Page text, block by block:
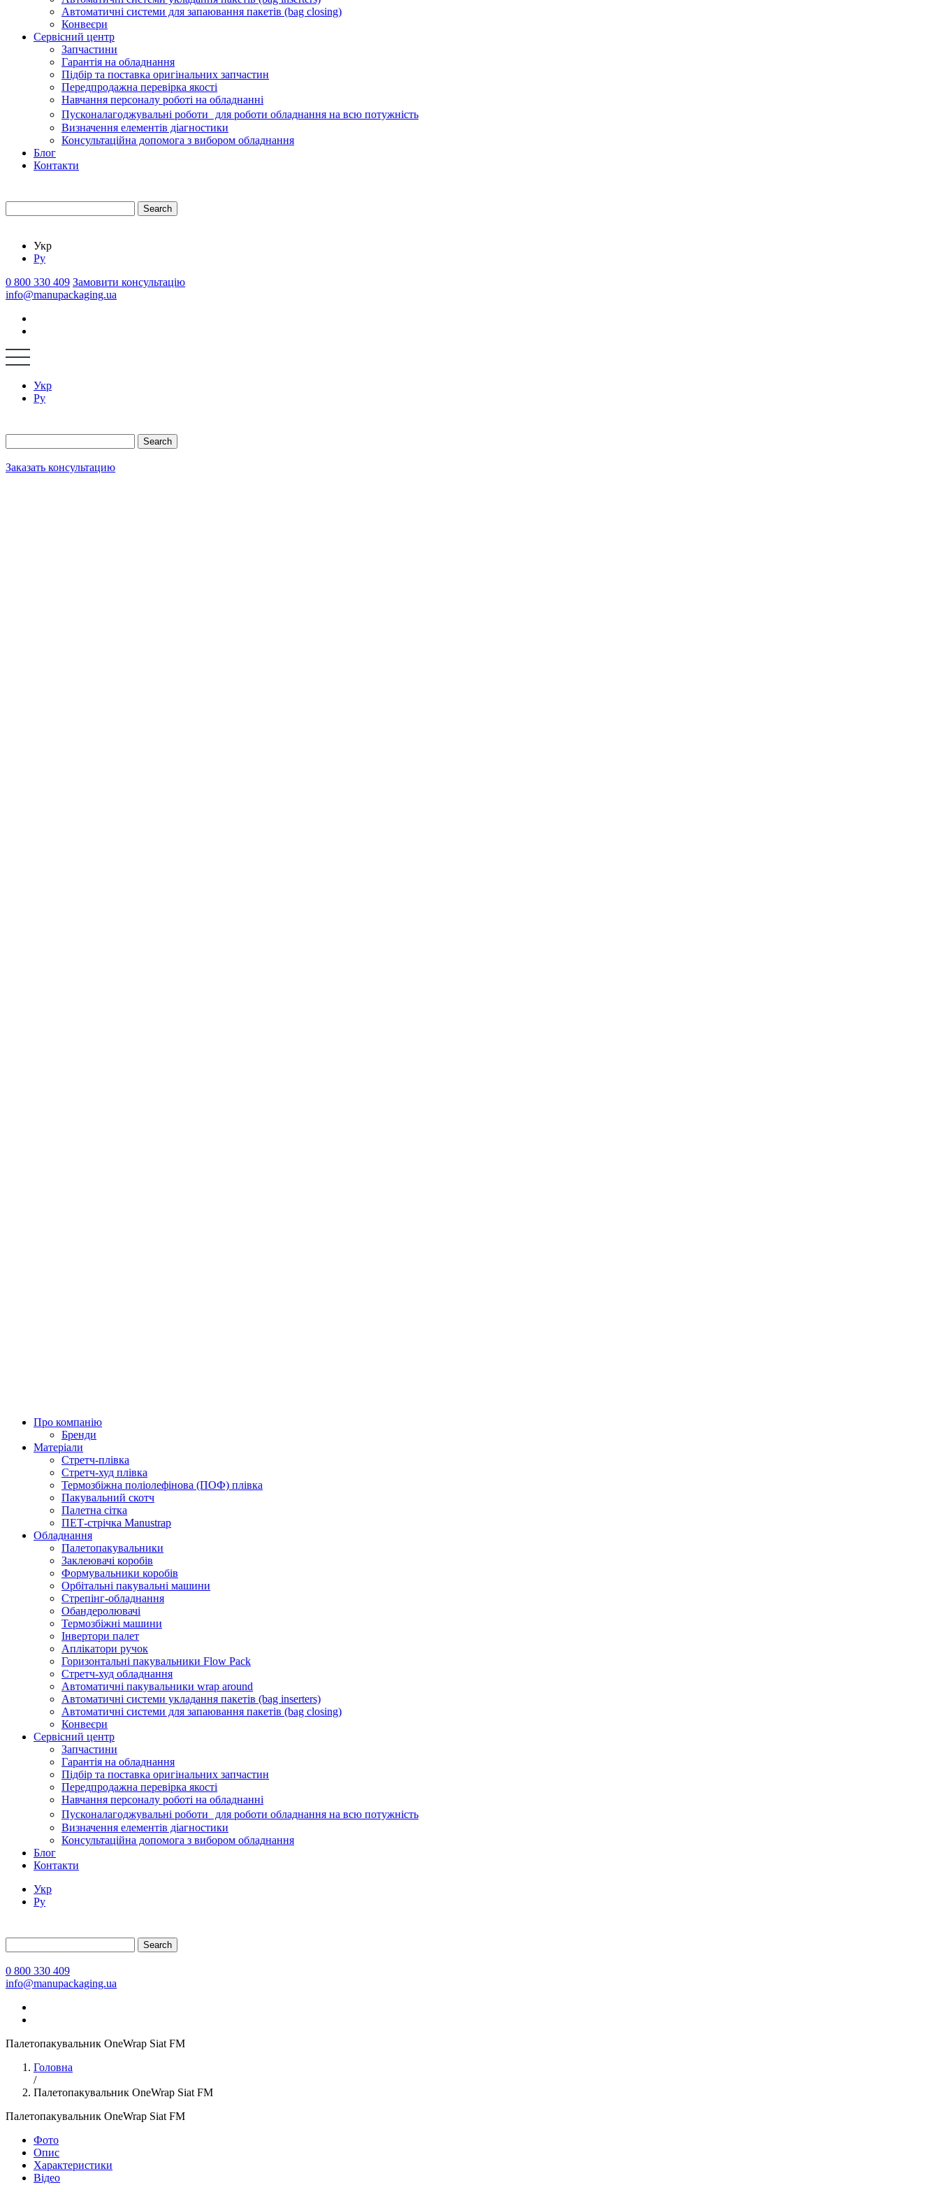
Автоматичні системи для запаювання пакетів (bag closing)
Конвеєри
Сервісний центр
Запчастини
Гарантія на обладнання
Підбір та поставка оригінальних запчастин
Передпродажна перевірка якості
Навчання персоналу роботі на обладнанні
Пусконалагоджувальні роботи для роботи обладнання на всю потужність
Визначення елементів діагностики
Консультаційна допомога з вибором обладнання
Блог
Контакти
Search
Укр
Ру
0 800 330 409 Замовити консультацію
info@manupackaging.ua
Укр
Ру
Search
Заказать консультацию
Про компанію
Бренди
Матеріали
Стретч-плівка
Стретч-худ плівка
Термозбіжна поліолефінова (ПОФ) плівка
Пакувальний скотч
Палетна сітка
ПЕТ-стрічка Manustrap
Обладнання
Палетопакувальники
Заклеювачі коробів
Формувальники коробів
Орбітальні пакувальні машини
Стрепінг-обладнання
Обандеролювачі
Термозбіжні машини
Інвертори палет
Аплікатори ручок
Горизонтальні пакувальники Flow Pack
Стретч-худ обладнання
Автоматичні пакувальники wrap around
Автоматичні системи укладання пакетів (bag inserters)
Автоматичні системи для запаювання пакетів (bag closing)
Конвеєри
Сервісний центр
Запчастини
Гарантія на обладнання
Підбір та поставка оригінальних запчастин
Передпродажна перевірка якості
Навчання персоналу роботі на обладнанні
Пусконалагоджувальні роботи для роботи обладнання на всю потужність
Визначення елементів діагностики
Консультаційна допомога з вибором обладнання
Блог
Контакти
Укр
Ру
Search
0 800 330 409
info@manupackaging.ua
Палетопакувальник OneWrap Siat FM
Головна
/
Палетопакувальник OneWrap Siat FM
Палетопакувальник OneWrap Siat FM
Фото
Опис
Характеристики
Відео